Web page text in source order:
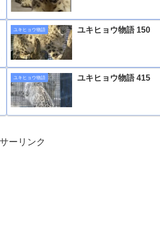
ユキヒョウ物語 ユキヒョウ物語 150
ユキヒョウ物語 ユキヒョウ物語 415
ーリンク